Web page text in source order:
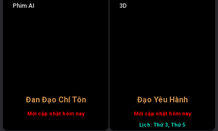
Phim AI
Đan Đạo Chí Tôn
Mới cập nhật hôm nay
3D
Đạo Yêu Hành
Mới cập nhật hôm nay
Lịch: Thứ 3, Thứ 5